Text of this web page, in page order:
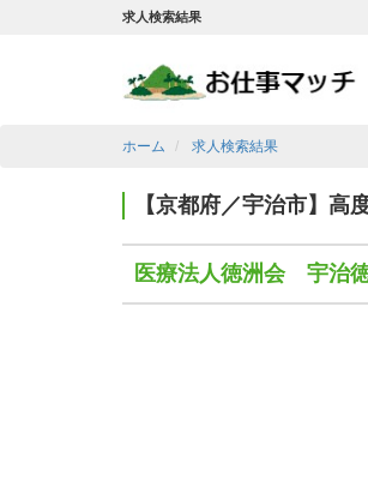
求人検索結果
ホーム 求人検索結果
【京都府／宇治市】
医療法人徳洲会 宇治